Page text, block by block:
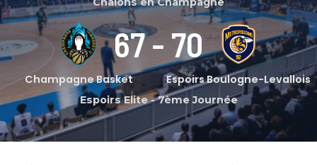
Champagne Basket
67- 70
Espoirs Boulogne-Levallois
Espoirs Elite-7ème Journée